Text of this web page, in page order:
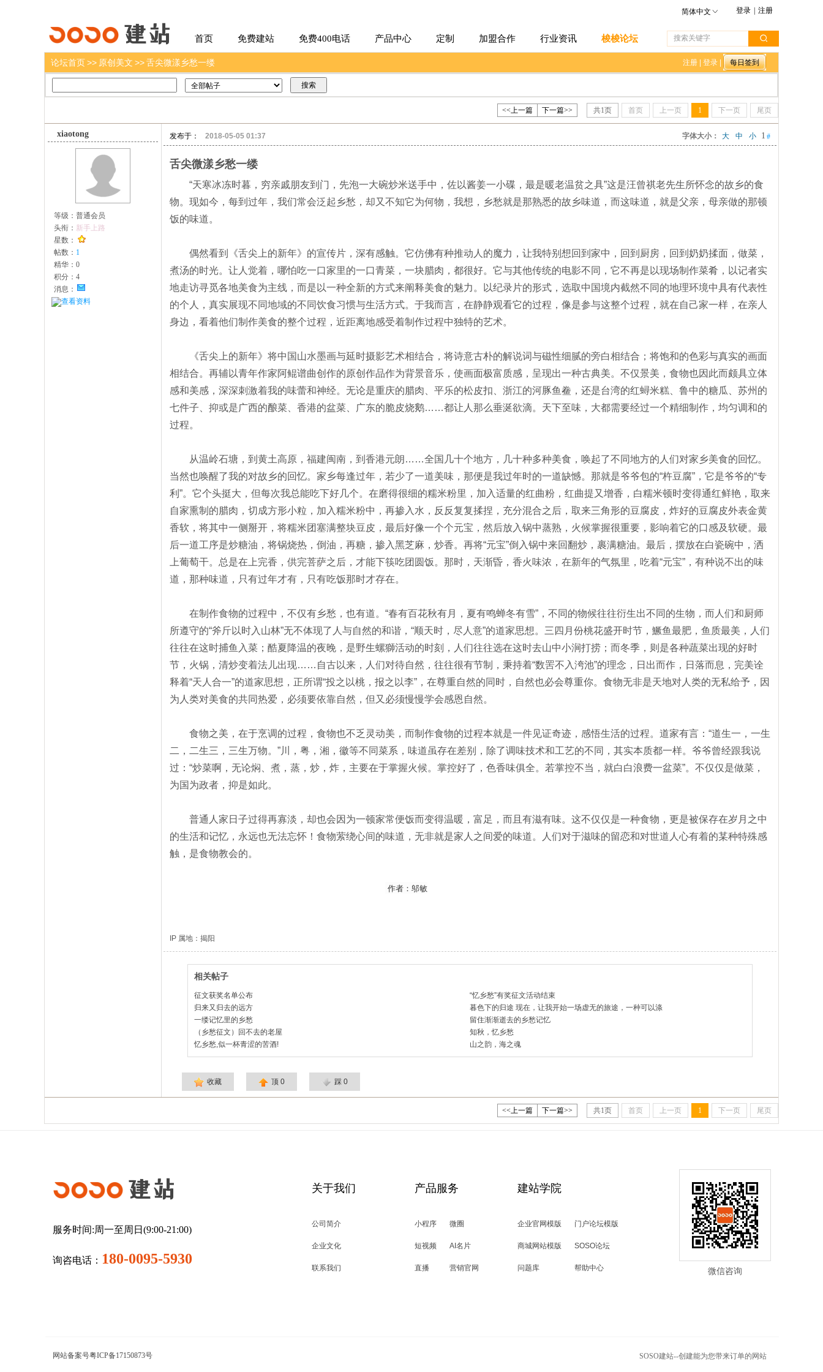
建站
简体中文
首页 免费建站 免费400电话 产品中心 定制 加盟合作 行业资讯 梭梭论坛
登录 注册
论坛首页>> 原创美文 >>舌尖微漾乡愁一缕 注册 登录
共1页 首页 上一页 1 下一页 尾页
<<上一篇 下一篇>>
xiaotong
等级： 普通会员
头衔： 新手上路
星数：
帖数： 1
精华： 0
积分： 4
消息：
查看资料
发布于： 2018-05-05 01:37 字体大小： 大 中 小 1 #
舌尖微漾乡愁一缕
“天寒冰冻时暮，穷亲戚朋友到门，先泡一大碗炒米送手中，佐以酱姜一小碟，最是暖老温贫之具”这是汪曾祺老先生所怀念的故乡的食
物。现如今，每到过年，我们常会泛起乡愁，却又不知它为何物，我想，乡愁就是那熟悉的故乡味道，而这味道，就是父亲，母亲做的那顿
饭的味道。
偶然看到《舌尖上的新年》的宣传片，深有感触。它仿佛有种推动人的魔力，让我特别想回到家中，回到厨房，回到奶奶揉面，做菜，
煮汤的时光。让人觉着，哪怕吃一口家里的一口青菜，一块腊肉，都很好。它与其他传统的电影不同，它不再是以现场制作菜肴，以记者实
地走访寻觅各地美食为主线，而是以一种全新的方式来阐释美食的魅力。以纪录片的形式，选取中国境内截然不同的地理环境中具有代表性
的个人，真实展现不同地域的不同饮食习惯与生活方式。于我而言，在静静观看它的过程，像是参与这整个过程，就在自己家一样，在亲人
身边，看着他们制作美食的整个过程，近距离地感受着制作过程中独特的艺术。
《舌尖上的新年》将中国山水墨画与延时摄影艺术相结合，将诗意古朴的解说词与磁性细腻的旁白相结合；将饱和的色彩与真实的画面
相结合。再辅以青年作家阿鲲谱曲创作的原创作品作为背景音乐，使画面极富质感，呈现出一种古典美。不仅景美，食物也因此而颇具立体
感和美感，深深刺激着我的味蕾和神经。无论是重庆的腊肉、平乐的松皮扣、浙江的河豚鱼鲞，还是台湾的红蟳米糕、鲁中的糖瓜、苏州的
七件子、抑或是广西的酿菜、香港的盆菜、广东的脆皮烧鹅……都让人那么垂涎欲滴。天下至味，大都需要经过一个精细制作，均匀调和的
过程。
从温岭石塘，到黄土高原，福建闽南，到香港元朗……全国几十个地方，几十种多种美食，唤起了不同地方的人们对家乡美食的回忆。
当然也唤醒了我的对故乡的回忆。家乡每逢过年，若少了一道美味，那便是我过年时的一道缺憾。那就是爷爷包的“杵豆腐”，它是爷爷的“专
利”。它个头挺大，但每次我总能吃下好几个。在磨得很细的糯米粉里，加入适量的红曲粉，红曲提又增香，白糯米顿时变得通红鲜艳，取来
自家熏制的腊肉，切成方形小粒，加入糯米粉中，再掺入水，反反复复揉捏，充分混合之后，取来三角形的豆腐皮，炸好的豆腐皮外表金黄
香软，将其中一侧掰开，将糯米团塞满整块豆皮，最后好像一个个元宝，然后放入锅中蒸熟，火候掌握很重要，影响着它的口感及软硬。最
后一道工序是炒糖油，将锅烧热，倒油，再糖，掺入黑芝麻，炒香。再将“元宝”倒入锅中来回翻炒，裹满糖油。最后，摆放在白瓷碗中，洒
上葡萄干。总是在上完香，供完菩萨之后，才能下筷吃团圆饭。那时，天渐昏，香火味浓，在新年的气氛里，吃着“元宝”，有种说不出的味
道，那种味道，只有过年才有，只有吃饭那时才存在。
在制作食物的过程中，不仅有乡愁，也有道。“春有百花秋有月，夏有鸣蝉冬有雪”，不同的物候往往衍生出不同的生物，而人们和厨师
所遵守的“斧斤以时入山林”无不体现了人与自然的和谐，“顺天时，尽人意”的道家思想。三四月份桃花盛开时节，鱖鱼最肥，鱼质最美，人们
往往在这时捕鱼入菜；酷夏降温的夜晚，是野生螺獅活动的时刻，人们往往选在这时去山中小涧打捞；而冬季，则是各种蔬菜出现的好时
节，火锅，清炒变着法儿出现……自古以来，人们对待自然，往往很有节制，秉持着“数罟不入洿池”的理念，日出而作，日落而息，完美诠
释着“天人合一”的道家思想，正所谓“投之以桃，报之以李”，在尊重自然的同时，自然也必会尊重你。食物无非是天地对人类的无私给予，因
为人类对美食的共同热爱，必须要依靠自然，但又必须慢慢学会感恩自然。
食物之美，在于烹调的过程，食物也不乏灵动美，而制作食物的过程本就是一件见证奇迹，感悟生活的过程。道家有言：“道生一，一生
二，二生三，三生万物。”川，粤，湘，徽等不同菜系，味道虽存在差别，除了调味技术和工艺的不同，其实本质都一样。爷爷曾经跟我说
过：“炒菜啊，无论焖、煮，蒸，炒，炸，主要在于掌握火候。掌控好了，色香味俱全。若掌控不当，就白白浪费一盆菜”。不仅仅是做菜，
为国为政者，抑是如此。
普通人家日子过得再寡淡，却也会因为一顿家常便饭而变得温暖，富足，而且有滋有味。这不仅仅是一种食物，更是被保存在岁月之中
的生活和记忆，永远也无法忘怀！食物萦绕心间的味道，无非就是家人之间爱的味道。人们对于滋味的留恋和对世道人心有着的某种特殊感
触，是食物教会的。
作者：邬敏
IP 属地：揭阳
相关帖子
征文获奖名单公布
“忆乡愁”有奖征文活动结束
归来又归去的远方
暮色下的归途 现在，让我开始一场虚无的旅途，一种可以涤
一缕记忆里的乡愁
留住渐渐逝去的乡愁记忆
（乡愁征文）回不去的老屋
知秋，忆乡愁
忆乡愁,似一杯青涩的苦酒!
山之韵，海之魂
收藏 顶 0 踩 0
共1页 首页 上一页 1 下一页 尾页
<<上一篇 下一篇>>
服务时间:周一至周日(9:00-21:00)
网站备案号粤ICP备17150873号
建站
询咨电话： 180-0095-5930
关于我们
公司简介
企业文化
联系我们
产品服务
小程序
短视频
直播
微圈
AI名片
营销官网
建站学院
企业官网模版
商城网站模版
问题库
门户论坛模版
SOSO论坛
帮助中心 微信咨询
SOSO建站--创建能为您带来订单的网站